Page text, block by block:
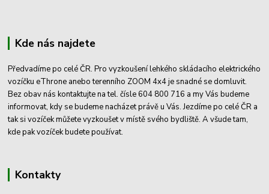
Kde nás najdete
Předvadíme po celé ČR. Pro vyzkoušení lehkého skládacího elektrického
vozíčku eThrone anebo terenního ZOOM 4x4 je snadné se domluvit.
Bez obav nás kontaktujte na tel. čísle 604 800 716 a my Vás budeme
informovat, kdy se budeme nacházet právě u Vás. Jezdíme po celé ČR a
tak si vozíček můžete vyzkoušet v místě svého bydliště. A všude tam,
kde pak vozíček budete používat.
Kontakty